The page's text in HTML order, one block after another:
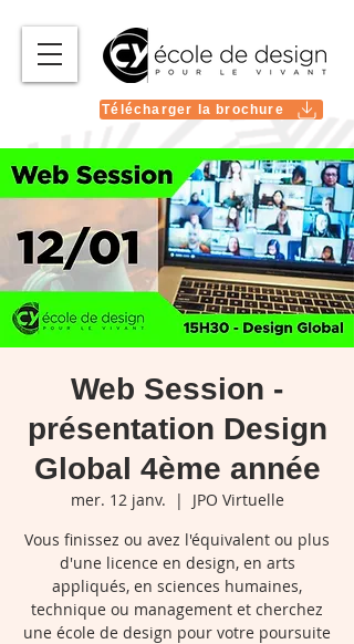
Télécharger la brochure
Web Session -
présentation Design
Global 4ème année
mer. 12 janv.
  |
JPO Virtuelle
Vous finissez ou avez l'équivalent ou plus
d'une licence en design, en arts
appliqués, en sciences humaines,
technique ou management et cherchez
une école de design pour votre poursuite